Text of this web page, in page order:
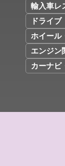
輸入車レ
ドライブ
ホイール
エンジン
カーナビ